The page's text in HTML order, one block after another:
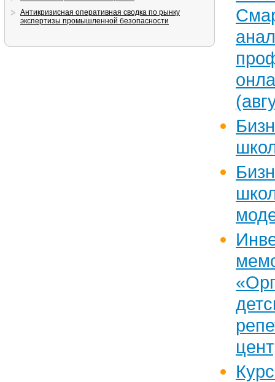
Антикризисная оперативная сводка по рынку
экспертизы промышленной безопасности